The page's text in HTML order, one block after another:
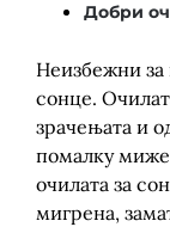
Добри
Неизбежни за
сонце.
зрачењата и
помалку
очилата за
мигрена,